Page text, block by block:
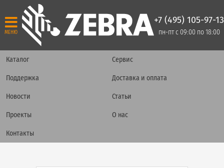
МЕНЮ
+7 (495) 105-97-13
пн-пт с 09:00 по 18:00
Каталог Сервис
Поддержка Доставка и оплата
Новости Статьи
Проекты О нас
Контакты